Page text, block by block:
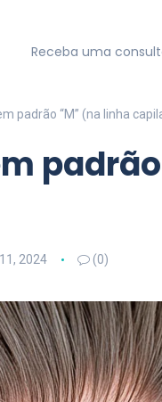
Receba uma
padrão “M” (na linha
2024 (0)